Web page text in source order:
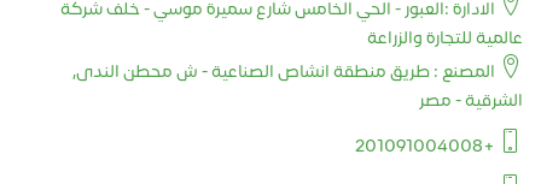
الادارة :العبور - الحي الخامس شارع سميرة موسي - خلف شركة
عالمية للتجارة والزراعة
المصنع : طريق منطقة انشاص الصناعية - ش محطن الندى,
الشرقية - مصر
+201091004008